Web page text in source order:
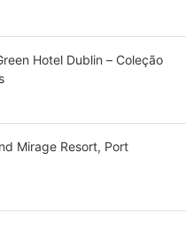
Hotel Dublin – Coleção
Mirage Resort, Port